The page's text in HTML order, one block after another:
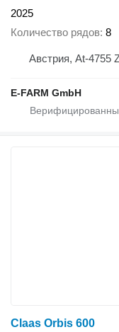
2025
Количество рядов 8
Австрия, At-4755
E-FARM GmbH
Claas Orbis 600